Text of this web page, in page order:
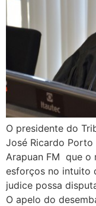
O presidente do
José Ricardo
Arapuan FM que o
esforços no intuito
judice possa
O apelo do